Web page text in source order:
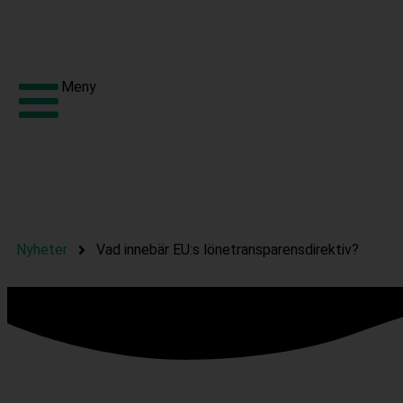
Meny
Nyheter Vad innebär EU:s lönetransparensdirektiv?